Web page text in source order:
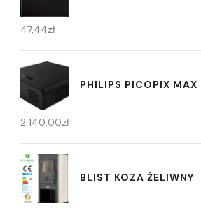
47,44zł
PHILIPS PICOPIX MAX
2 140,00zł
BLIST KOZA ŻELIWNY